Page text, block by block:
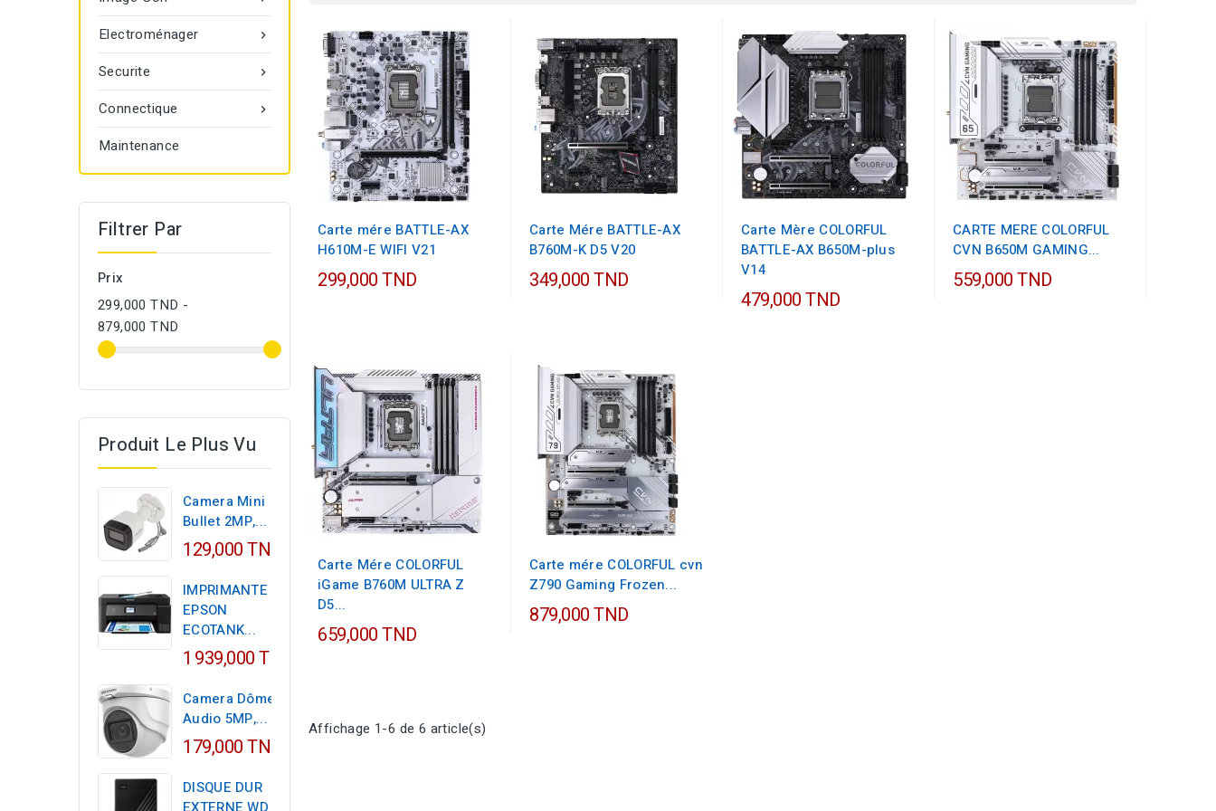

Electroménager

Securite

Connectique
Maintenance
Filtrer Par
Prix
299,000 TND -
879,000 TND
Produit Le Plus Vu
Camera Mini
Bullet 2MP,...
129,000 TND
IMPRIMANTE
EPSON
ECOTANK...
1 939,000 TND
Camera Dôme
Audio 5MP,...
179,000 TND
DISQUE DUR
EXTERNE WD
Carte mére BATTLE-AX
H610M-E WIFI V21
299,000 TND
Carte Mére BATTLE-AX
B760M-K D5 V20
349,000 TND
Carte Mère COLORFUL
BATTLE-AX B650M-plus
V14
479,000 TND
CARTE MERE COLORFUL
CVN B650M GAMING...
559,000 TND
Carte Mére COLORFUL
iGame B760M ULTRA Z
D5...
659,000 TND
Carte mére COLORFUL cvn
Z790 Gaming Frozen...
879,000 TND
Affichage 1-6 de 6 article(s)